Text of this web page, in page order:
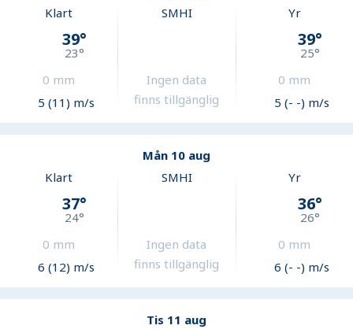
Klart
39°
23°
0 mm
5 (11) m/s
SMHI
Ingen data
finns tillgänglig
Yr
39°
25°
0 mm
5 (- -) m/s
Mån 10 aug
Klart
37°
24°
0 mm
6 (12) m/s
SMHI
Ingen data
finns tillgänglig
Yr
36°
26°
0 mm
6 (- -) m/s
Tis 11 aug